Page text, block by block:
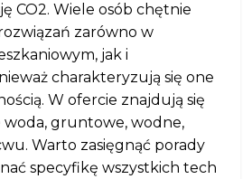
CO2. Wiele osób chętnie
zarówno w
jak i
charakteryzują się one
W ofercie znajdują się
gruntowe, wodne,
Warto zasięgnąć porady
specyfikę wszystkich tech